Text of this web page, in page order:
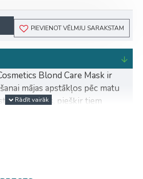
PIEVIENOT VĒLMJU SARAKSTAM
Blond Care Mask ir
mājas apstākļos pēc matu
matus, piešķir tiem